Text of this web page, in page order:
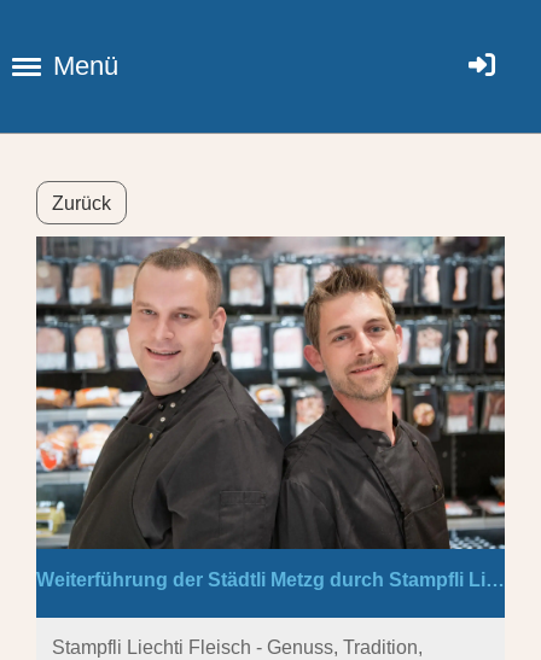
Menü
Zurück
Weiterführung der Städtli Metzg durch Stampfli Liechti Fleisch
Stampfli Liechti Fleisch - Genuss, Tradition,